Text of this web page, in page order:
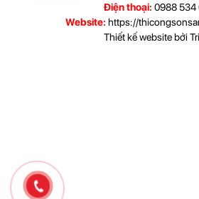
Điện thoại: 0988 534
Website: https://
Thiết kế website bởi